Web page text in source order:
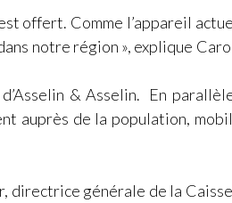
offert. Comme l’appareil
notre région », explique
& Asselin. En
auprès de la population,
générale de la